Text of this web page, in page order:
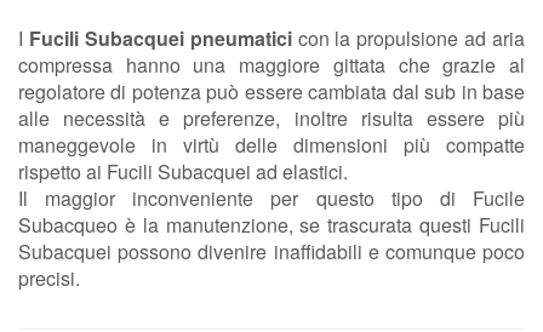
I Fucili Subacquei pneumaticicon la propulsione ad aria
compressa hanno una maggiore gittata che grazie al
regolatore di potenza può essere cambiata dal sub in base
alle necessità e preferenze, inoltre risulta essere più
maneggevole in virtù delle dimensioni più compatte
rispetto ai Fucili Subacquei ad elastici.
Il maggior inconveniente per questo tipo di Fucile
Subacqueo è la manutenzione, se trascurata questi Fucili
Subacquei possono divenire inaffidabili e comunque poco
precisi.